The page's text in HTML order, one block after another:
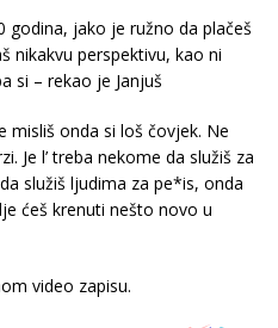
godina, jako je ružno da plačeš
nikakvu perspektivu, kao ni
si – rekao je Janjuš
misliš onda si loš čovjek. Ne
Je l’ treba nekome da služiš za
služiš ljudima za pe*is, onda
ćeš krenuti nešto novo u
video zapisu.